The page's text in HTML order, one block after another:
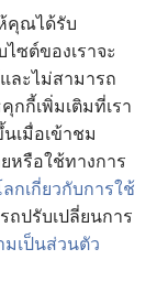
คุณได้รับ
ซต์ของเราจะ
ละไม่สามารถ
กี้เพิ่มเติมที่เรา
เมื่อเข้าชม
หรือใช้ทางการ
กเกี่ยวกับการใช้
ปรับเปลี่ยนการ
เป็นส่วนตัว
of Pennsylvania.
วนบุคคล |การตั้งค่า